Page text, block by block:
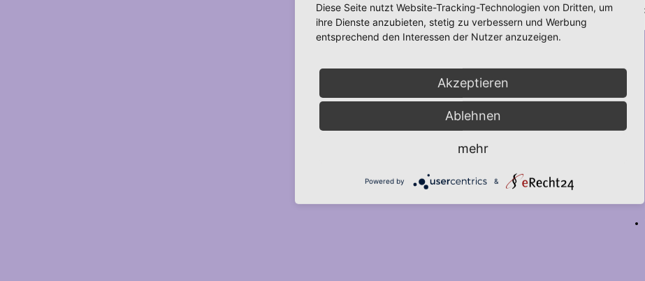
Diese Seite nutzt Website-Tracking-Technologien von Dritten, um
ihre Dienste anzubieten, stetig zu verbessern und Werbung
entsprechend den Interessen der Nutzer anzuzeigen.
Akzeptieren
Ablehnen
mehr
Powered by &